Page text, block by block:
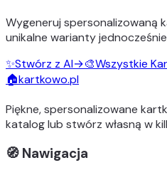
Wygeneruj spersonalizowaną
unikalne warianty
✨Stwórz z AI→🎨Wszystkie
🏠kartkowo.pl
Piękne, spersonalizowane
katalog lub stwórz własną w
🧭 Nawigacja